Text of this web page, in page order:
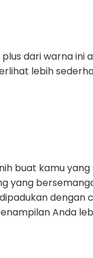
dari warna ini
lebih
buat kamu yang
yang
dengan
Anda